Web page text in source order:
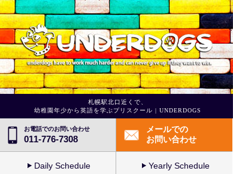
札幌駅北口近くで、
幼稚園年少から英語を学ぶプリスクール | UNDERDOGS
お電話でのお問い合わせ
011-776-7308
メールでの
お問い合わせ
Daily Schedule Yearly Schedule